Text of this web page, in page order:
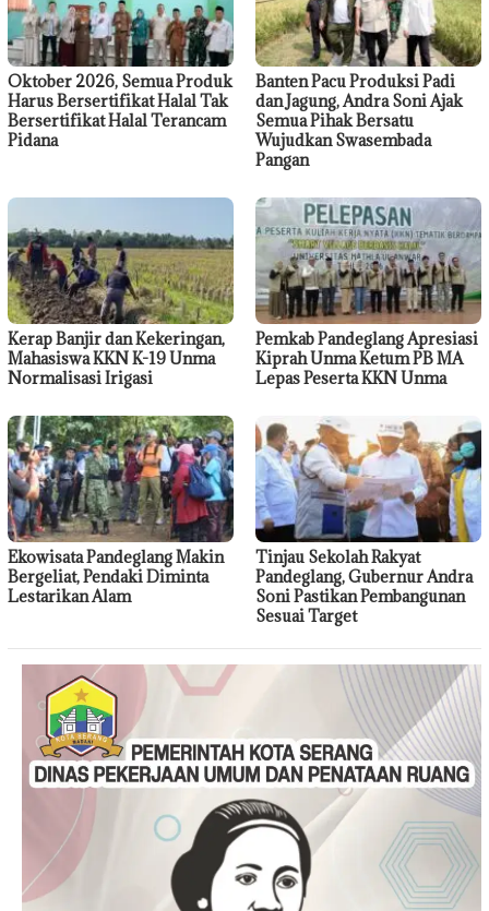
Oktober 2026, Semua Produk
Harus Bersertifikat Halal Tak
Bersertifikat Halal Terancam
Pidana
Banten Pacu Produksi Padi
dan Jagung, Andra Soni Ajak
Semua Pihak Bersatu
Wujudkan Swasembada
Pangan
Kerap Banjir dan Kekeringan,
Mahasiswa KKN K-19 Unma
Normalisasi Irigasi
Pemkab Pandeglang Apresiasi
Kiprah Unma Ketum PB MA
Lepas Peserta KKN Unma
Ekowisata Pandeglang Makin
Bergeliat, Pendaki Diminta
Lestarikan Alam
Tinjau Sekolah Rakyat
Pandeglang, Gubernur Andra
Soni Pastikan Pembangunan
Sesuai Target